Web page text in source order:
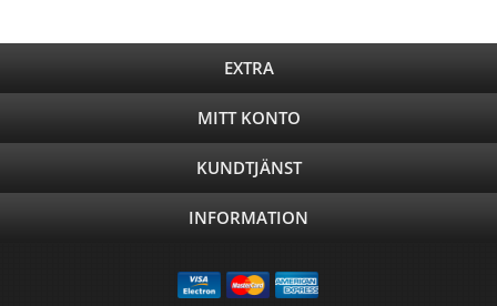
EXTRA
MITT KONTO
KUNDTJÄNST
INFORMATION